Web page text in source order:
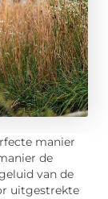
manier
de
van de
uitgestrekte